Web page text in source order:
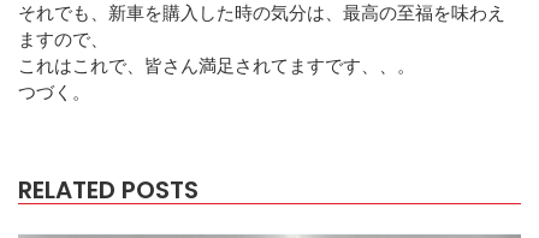
それでも、新車を購入した時の気分は、最高の至福を味わえ
ますので、
これはこれで、皆さん満足されてますです、、。
つづく。
RELATED POSTS